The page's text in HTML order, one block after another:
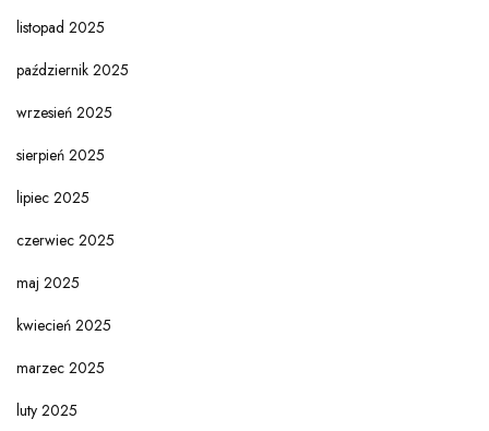
listopad 2025
październik 2025
wrzesień 2025
sierpień 2025
lipiec 2025
czerwiec 2025
maj 2025
kwiecień 2025
marzec 2025
luty 2025